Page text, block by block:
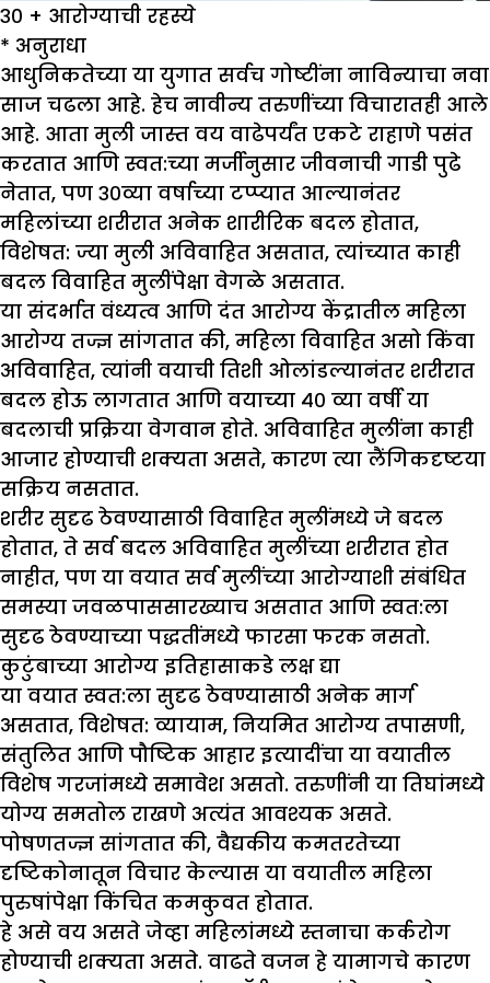
३० + आरोग्याची रहस्ये
* अनुराधा
आधुनिकतेच्या या युगात सर्वच गोष्टींना नाविन्याचा नवा
साज चढला आहे. हेच नावीन्य तरुणींच्या विचारातही आले
आहे. आता मुली जास्त वय वाढेपर्यंत एकटे राहाणे पसंत
करतात आणि स्वत:च्या मर्जीनुसार जीवनाची गाडी पुढे
नेतात, पण ३०व्या वर्षाच्या टप्प्यात आल्यानंतर
महिलांच्या शरीरात अनेक शारीरिक बदल होतात,
विशेषत: ज्या मुली अविवाहित असतात, त्यांच्यात काही
बदल विवाहित मुलींपेक्षा वेगळे असतात.
या संदर्भात वंध्यत्व आणि दंत आरोग्य केंद्रातील महिला
आरोग्य तज्ज्ञ सांगतात की, महिला विवाहित असो किंवा
अविवाहित, त्यांनी वयाची तिशी ओलांडल्यानंतर शरीरात
बदल होऊ लागतात आणि वयाच्या ४० व्या वर्षी या
बदलाची प्रक्रिया वेगवान होते. अविवाहित मुलींना काही
आजार होण्याची शक्यता असते, कारण त्या लैंगिकदृष्टया
सक्रिय नसतात.
शरीर सुदृढ ठेवण्यासाठी विवाहित मुलींमध्ये जे बदल
होतात, ते सर्व बदल अविवाहित मुलींच्या शरीरात होत
नाहीत, पण या वयात सर्व मुलींच्या आरोग्याशी संबंधित
समस्या जवळपाससारख्याच असतात आणि स्वत:ला
सुदृढ ठेवण्याच्या पद्धतींमध्ये फारसा फरक नसतो.
कुटुंबाच्या आरोग्य इतिहासाकडे लक्ष द्या
या वयात स्वत:ला सुदृढ ठेवण्यासाठी अनेक मार्ग
असतात, विशेषत: व्यायाम, नियमित आरोग्य तपासणी,
संतुलित आणि पौष्टिक आहार इत्यादींचा या वयातील
विशेष गरजांमध्ये समावेश असतो. तरुणींनी या तिघांमध्ये
योग्य समतोल राखणे अत्यंत आवश्यक असते.
पोषणतज्ज्ञ सांगतात की, वैद्यकीय कमतरतेच्या
दृष्टिकोनातून विचार केल्यास या वयातील महिला
पुरुषांपेक्षा किंचित कमकुवत होतात.
हे असे वय असते जेव्हा महिलांमध्ये स्तनाचा कर्करोग
होण्याची शक्यता असते. वाढते वजन हे यामागचे कारण